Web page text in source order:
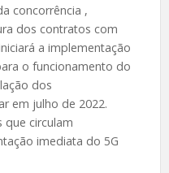
concorrência ,
dos contratos com
a implementação
o funcionamento do
dos
em julho de 2022.
que circulam
imediata do 5G